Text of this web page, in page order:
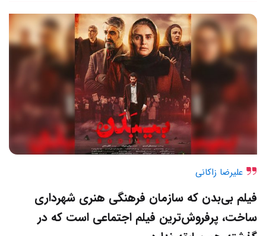
علیرضا زاکانی
فیلم بی‌بدن که سازمان فرهنگی هنری شهرداری
ساخت، پرفروش‌ترین فیلم اجتماعی است که در